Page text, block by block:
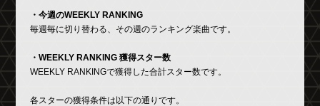
・今週のWEEKLY RANKING
毎週毎に切り替わる、その週のランキング楽曲です。
・WEEKLY RANKING 獲得スター数
WEEKLY RANKINGで獲得した合計スター数です。
各スターの獲得条件は以下の通りです。